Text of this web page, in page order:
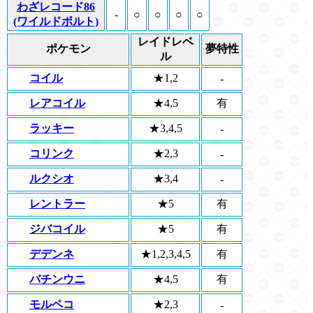
わざレコード86
(ワイルドボルト)
- ○ ○ ○ ○
ポケモン
レイドレベ
ル
夢特性
コイル ★1,2 -
レアコイル ★4,5 有
ラッキー ★3,4,5 -
コリンク ★2,3 -
ルクシオ ★3,4 -
レントラー ★5 有
ジバコイル ★5 有
デデンネ ★1,2,3,4,5 有
バチンウニ ★4,5 有
モルペコ ★2,3 -